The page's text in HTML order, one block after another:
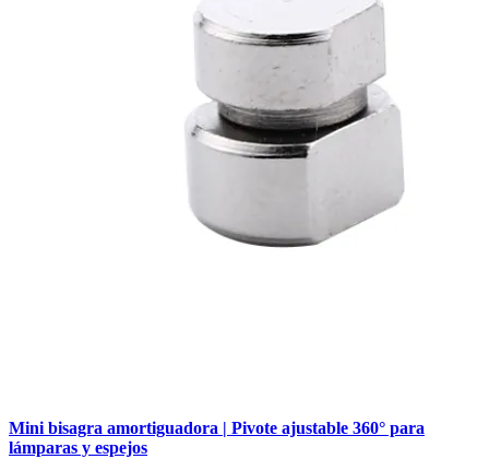
Mini bisagra amortiguadora | Pivote ajustable 360° para
lámparas y espejos